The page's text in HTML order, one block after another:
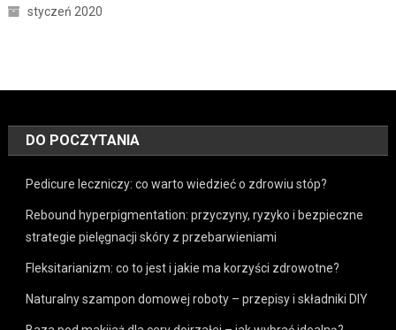
styczeń 2020
DO POCZYTANIA
Pedicure leczniczy: co warto wiedzieć o zdrowiu stóp?
Rebound hyperpigmentation: przyczyny, ryzyko i bezpieczne
strategie pielęgnacji skóry z przebarwieniami
Fleksitarianizm: co to jest i jakie ma korzyści zdrowotne?
Naturalny szampon domowej roboty – przepisy i składniki DIY